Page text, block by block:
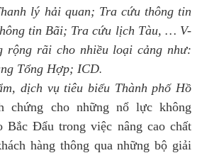
lý hải quan; Tra cứu thông tin
tin Bãi; Tra cứu lịch Tàu, … V-
rộng rãi cho nhiều loại cảng như:
Tổng Hợp; ICD.
dịch vụ tiêu biểu Thành phố Hồ
chứng cho những nổ lực không
Bắc Đẩu trong việc nâng cao chất
hàng thông qua những bộ giải